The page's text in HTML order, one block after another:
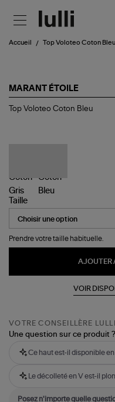
Accueil Top Voloteo Coton Bleu
MARANT ÉTOILE
Top
Top Voloteo Coton Bleu
Taille
Prendre votre taille habituelle.
AJOUTER
VOIR
VOTRE CONSEILLÈRE LULLI
Une question sur ce produit ?
Ce haut est-il disponible
Le décolleté en V est-il